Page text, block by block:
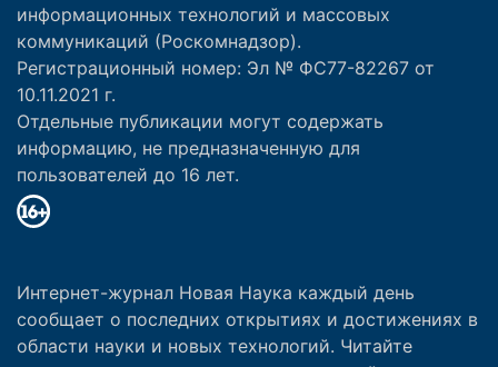
информационных технологий и массовых
коммуникаций (Роскомнадзор).
Регистрационный номер: Эл № ФС77-82267 от
10.11.2021 г.
Отдельные публикации могут содержать
информацию, не предназначенную для
пользователей до 16 лет.
Интернет-журнал Новая Наука каждый день
сообщает о последних открытиях и достижениях в
области науки и новых технологий. Читайте